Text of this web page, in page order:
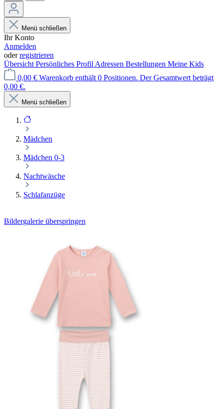
Menü schließen
Ihr Konto
Anmelden
oderregistrieren
Übersicht Persönliches Profil Adressen Bestellungen Meine Kids
0,00 € Warenkorb enthält 0 Positionen. Der Gesamtwert beträgt
0,00 €.
Menü schließen
Mädchen
Mädchen 0-3
Nachtwäsche
Schlafanzüge
Bildergalerie überspringen